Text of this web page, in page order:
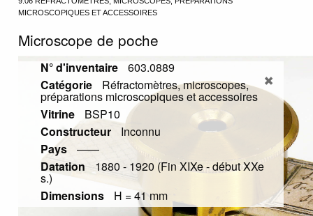
MICROSCOPIQUES ET ACCESSOIRES
Microscope de poche
N° d'inventaire
603.0889
Catégorie
Réfractomètres, microscopes,
préparations microscopiques et accessoires
Vitrine
BSP10
Constructeur
Inconnu
Pays
——
Datation
1880 - 1920 (Fin XIXe - début XXe
s.)
Dimensions
H = 41 mm